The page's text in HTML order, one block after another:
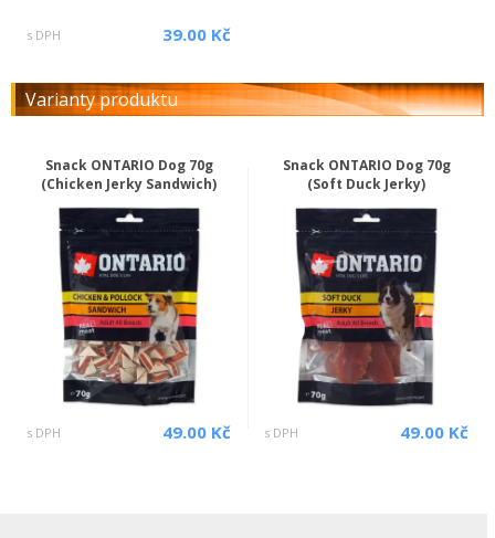
s DPH 39.00 Kč
Varianty produktu
Snack ONTARIO Dog 70g
(Chicken Jerky Sandwich)
s DPH 49.00 Kč
Snack ONTARIO Dog 70g
(Soft Duck Jerky)
s DPH 49.00 Kč